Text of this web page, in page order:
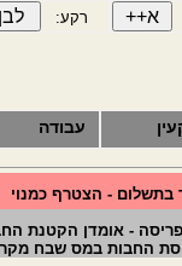
רקע:
עבודה
בתשלום - הצטרף כמנוי
פריסה - אומדן הקטנת
החבות במס שבח